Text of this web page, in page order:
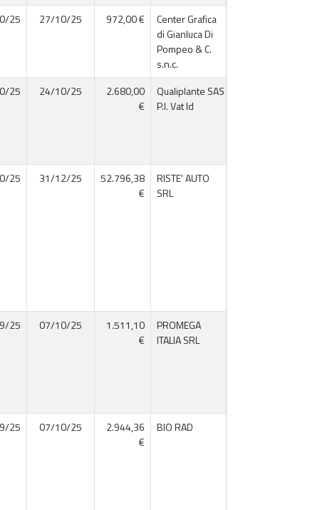
25 27/10/25 972,00 €
Center Grafica
di Gianluca Di
Pompeo & C.
s.n.c.
25 24/10/25
2.680,00
€
Qualiplante SAS
P.I. Vat Id
25 31/12/25
52.796,38
€
RISTE' AUTO
SRL
25 07/10/25
1.511,10
€
PROMEGA
ITALIA SRL
25 07/10/25
2.944,36
€
BIO RAD